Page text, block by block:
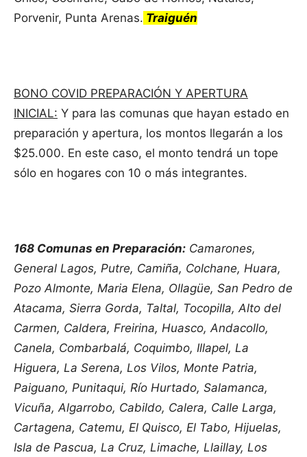
Porvenir, Punta Arenas. Traiguén
BONO COVID PREPARACIÓN Y APERTURA
INICIAL: Y para las comunas que hayan estado en
preparación y apertura, los montos llegarán a los
$25.000. En este caso, el monto tendrá un tope
sólo en hogares con 10 o más integrantes.
168 Comunas en Preparación: Camarones,
General Lagos, Putre, Camiña, Colchane, Huara,
Pozo Almonte, Maria Elena, Ollagüe, San Pedro de
Atacama, Sierra Gorda, Taltal, Tocopilla, Alto del
Carmen, Caldera, Freirina, Huasco, Andacollo,
Canela, Combarbalá, Coquimbo, Illapel, La
Higuera, La Serena, Los Vilos, Monte Patria,
Paiguano, Punitaqui, Río Hurtado, Salamanca,
Vicuña, Algarrobo, Cabildo, Calera, Calle Larga,
Cartagena, Catemu, El Quisco, El Tabo, Hijuelas,
Isla de Pascua, La Cruz, Limache, Llaillay, Los